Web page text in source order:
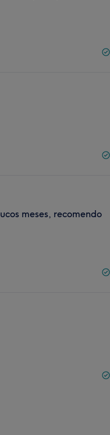
meses, recomendo